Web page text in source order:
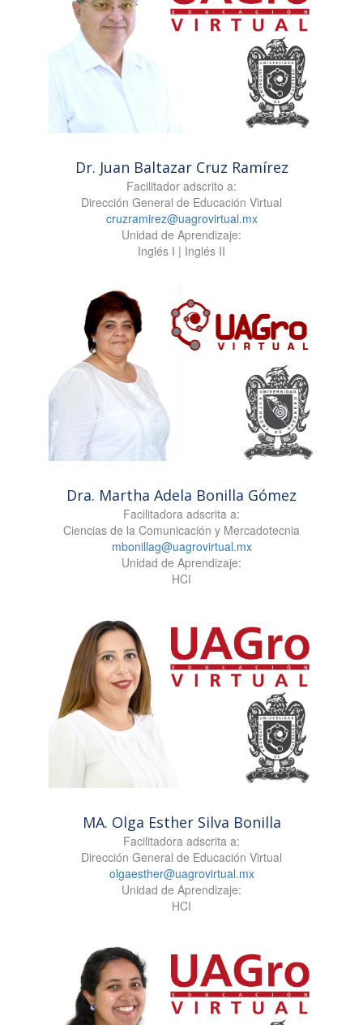
Dr. Juan Baltazar Cruz Ramírez
Facilitador adscrito a:
Dirección General de Educación Virtual
cruzramirez@uagrovirtual.mx
Unidad de Aprendizaje:
Inglés I | Inglés II
Dra. Martha Adela Bonilla Gómez
Facilitadora adscrita a:
Ciencias de la Comunicación y Mercadotecnia
mbonillag@uagrovirtual.mx
Unidad de Aprendizaje:
HCI
MA. Olga Esther Silva Bonilla
Facilitadora adscrita a:
Dirección General de Educación Virtual
olgaesther@uagrovirtual.mx
Unidad de Aprendizaje:
HCI